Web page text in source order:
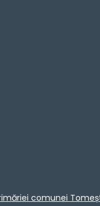
comunei